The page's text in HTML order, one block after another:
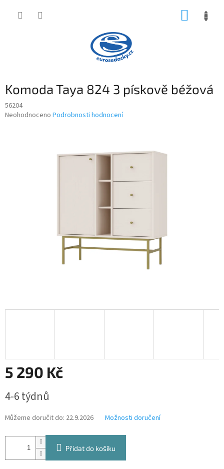
Komoda Taya 824 3 pískově béžová
56204
Průměrné
Neohodnoceno Podrobnosti hodnocení
5 290 Kč
cena:
4-6 týdnů
Můžeme doručit do: 22.9.2026 Možnosti doručení
Přidat do košíku